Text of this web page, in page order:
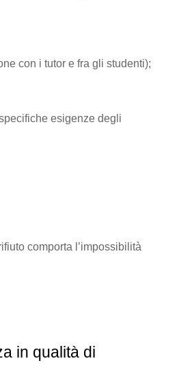
con i tutor e fra gli studenti);
esigenze degli
comporta l’impossibilità
in qualità di